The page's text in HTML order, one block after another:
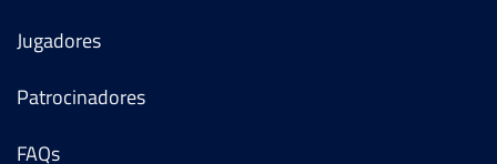
Jugadores
Patrocinadores
FAQs